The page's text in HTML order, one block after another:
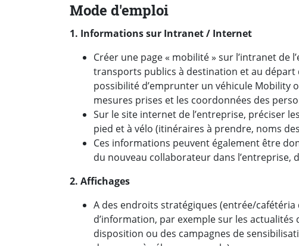
Mode d'emploi
1. Informations sur Intranet / Internet
Créer une page « mobilité » sur l’intranet de
transports publics à destination et au départ
possibilité d’emprunter un véhicule Mobility
mesures prises et les coordonnées des
Sur le site internet de l’entreprise, préciser
pied et à vélo (itinéraires à prendre, noms
Ces informations peuvent également être
du nouveau collaborateur dans l’entreprise,
2. Affichages
A des endroits stratégiques (entrée/cafétéria
d’information, par exemple sur les
disposition ou des campagnes de